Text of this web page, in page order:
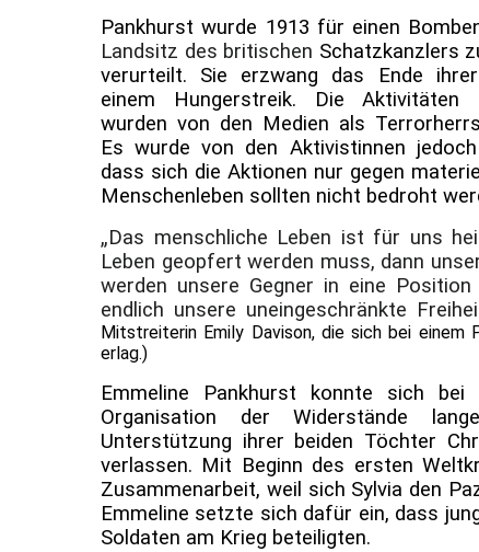
Pankhurst wurde 1913 für einen
Landsitz des britischen Schatzkanzlers
verurteilt. Sie erzwang das Ende
einem Hungerstreik. Die Aktivitäten
wurden von den Medien als
Es wurde von den Aktivistinnen
dass sich die Aktionen nur gegen
Menschenleben sollten nicht bedroht
„Das menschliche Leben ist für uns
Leben geopfert werden muss, dann
werden unsere Gegner in eine
endlich unsere uneingeschränkte
Mitstreiterin Emily Davison, die sich bei
erlag.)
Emmeline Pankhurst konnte sich bei
Organisation der Widerstände
Unterstützung ihrer beiden Töchter
verlassen. Mit Beginn des ersten
Zusammenarbeit, weil sich Sylvia den
Emmeline setzte sich dafür ein, dass
Soldaten am Krieg beteiligten.